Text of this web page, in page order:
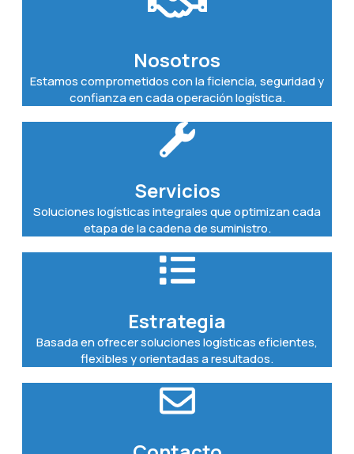
Nosotros
Estamos comprometidos con la ficiencia, seguridad y
confianza en cada operación logística.
Servicios
Soluciones logísticas integrales que optimizan cada
etapa de la cadena de suministro.​
Estrategia
Basada en ofrecer soluciones logísticas eficientes,
flexibles y orientadas a resultados.